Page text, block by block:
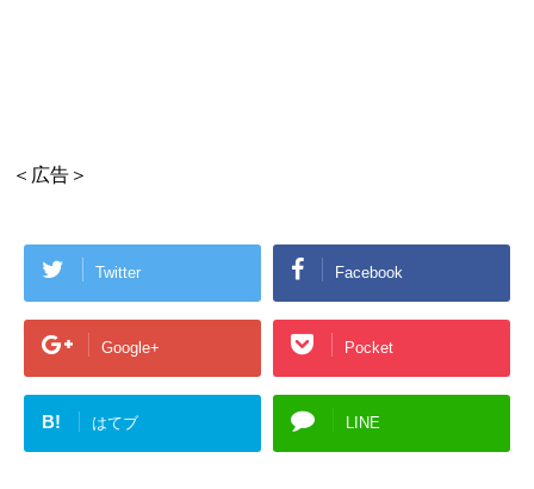
＜広告＞
Twitter Facebook
Google+ Pocket
B! はてブ LINE